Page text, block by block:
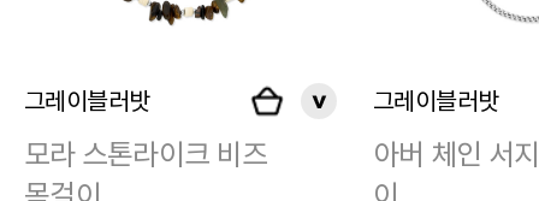
그레이블러밧
모라 스톤라이크 비즈
그레이블러밧
아버 체인 서